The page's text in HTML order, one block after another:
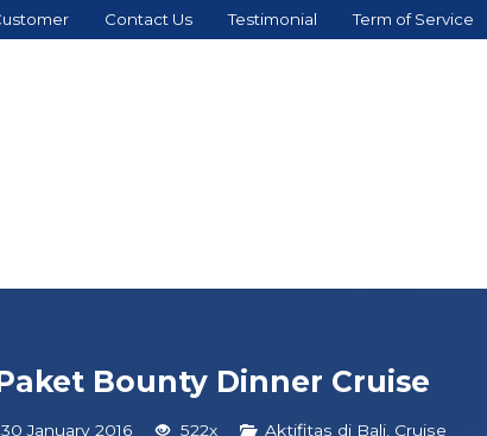
Contact Us Testimonial Term of Service
Bounty Dinner Cruise
30 January 2016 522x Aktifitas di Bali, Cruise